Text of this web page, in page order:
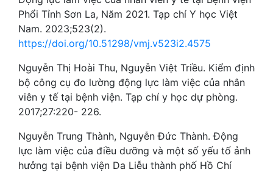
Phổi Tỉnh Sơn La, Năm 2021. Tạp chí Y học Việt
Nam. 2023;523(2).
https://doi.org/10.51298/vmj.v523i2.4575
Nguyễn Thị Hoài Thu, Nguyễn Việt Triều. Kiểm định
bộ công cụ đo lường động lực làm việc của nhân
viên y tế tại bệnh viện. Tạp chí y học dự phòng.
2017;27:220- 226.
Nguyễn Trung Thành, Nguyễn Đức Thành. Động
lực làm việc của điều dưỡng và một số yếu tố ảnh
hưởng tại bệnh viện Da Liễu thành phố Hồ Chí